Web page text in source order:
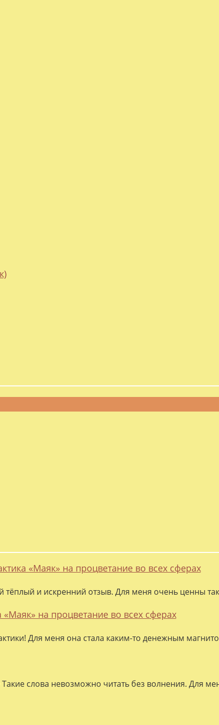
«Маяк» на процветание во всех сферах
и искренний отзыв. Для меня очень ценны
на процветание во всех сферах
Для меня она стала каким-то денежным
слова невозможно читать без волнения. Для